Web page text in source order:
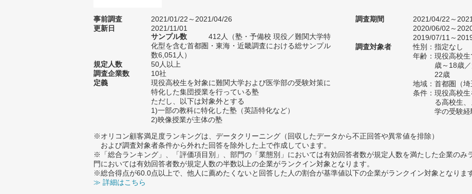
事前調査
2021/01/22～2021/04/26
更新日
2021/11/01
サンプル数
412人（塾・予備校 現役／難関大学特
化型を含む首都圏・東海・近畿調査における総サンプル
数6,051人）
規定人数
50人以上
調査企業数
10社
定義
現役高校生を対象に難関大学および医学部の受験対策に
特化した集団授業を行っている塾
ただし、以下は対象外とする
1)一部の教科に特化した塾（英語特化など）
2)映像授業が主体の塾
調査期間
2021/04/22～
2020/06/02～
2019/07/11～
調査対象者
性別：指定なし
年齢：現役高校
歳～18歳
22歳
地域：首都圏（
条件：現役高校
る高校生
学の受験経
※オリコン顧客満足度ランキングは、データクリーニング（回収したデータから不正回答や異常値を排除）
および調査対象者条件から外れた回答を除外した上で作成しています。
※「総合ランキング」、「評価項目別」、部門の「業態別」においては有効回答者数が規定人数を満たした企業のみ
門においては有効回答者数が規定人数の半数以上の企業がランクイン対象となります。
※総合得点が60.0点以上で、他人に薦めたくないと回答した人の割合が基準値以下の企業がランクイン対象となります
≫ 詳細はこちら